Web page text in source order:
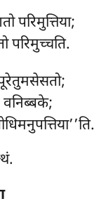
परिमुत्तिया;
परिमुच्चति.